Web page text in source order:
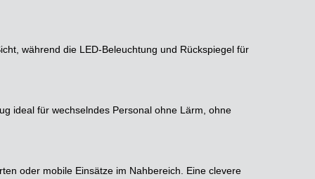
während die LED-Beleuchtung und Rückspiegel für
ideal für wechselndes Personal ohne Lärm, ohne
oder mobile Einsätze im Nahbereich. Eine clevere